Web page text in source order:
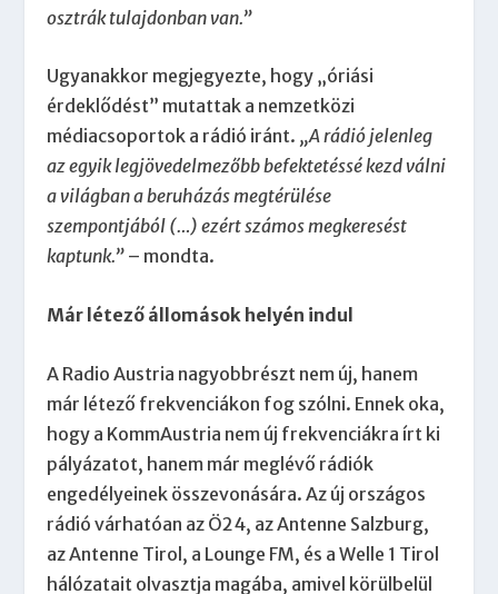
osztrák tulajdonban van.”
Ugyanakkor megjegyezte, hogy „óriási
érdeklődést” mutattak a nemzetközi
médiacsoportok a rádió iránt. „A rádió jelenleg
az egyik legjövedelmezőbb befektetéssé kezd válni
a világban a beruházás megtérülése
szempontjából (…) ezért számos megkeresést
kaptunk.” – mondta.
Már létező állomások helyén indul
A Radio Austria nagyobbrészt nem új, hanem
már létező frekvenciákon fog szólni. Ennek oka,
hogy a KommAustria nem új frekvenciákra írt ki
pályázatot, hanem már meglévő rádiók
engedélyeinek összevonására. Az új országos
rádió várhatóan az Ö24, az Antenne Salzburg,
az Antenne Tirol, a Lounge FM, és a Welle 1 Tirol
hálózatait olvasztja magába, amivel körülbelül